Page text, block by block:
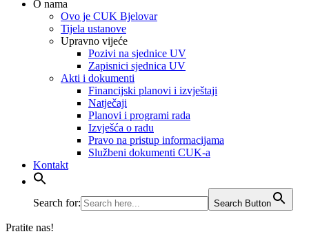
O nama
Ovo je CUK Bjelovar
Tijela ustanove
Upravno vijeće
Pozivi na sjednice UV
Zapisnici sjednica UV
Akti i dokumenti
Financijski planovi i izvještaji
Natječaji
Planovi i programi rada
Izvješća o radu
​​​​​​​Pravo na pristup informacijama
Službeni dokumenti CUK-a
Kontakt
Search for: Search Button
Pratite nas!